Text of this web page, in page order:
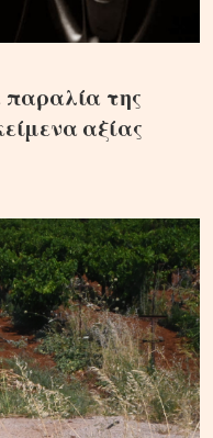
παραλία της
αξίας